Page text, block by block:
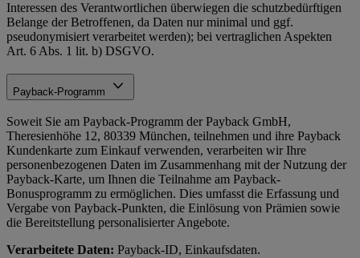
Interessen des Verantwortlichen überwiegen die schutzbedürftigen
Belange der Betroffenen, da Daten nur minimal und ggf.
pseudonymisiert verarbeitet werden); bei vertraglichen Aspekten
Art. 6 Abs. 1 lit. b) DSGVO.
Payback-Programm
Soweit Sie am Payback-Programm der Payback GmbH,
Theresienhöhe 12, 80339 München, teilnehmen und ihre Payback
Kundenkarte zum Einkauf verwenden, verarbeiten wir Ihre
personenbezogenen Daten im Zusammenhang mit der Nutzung der
Payback-Karte, um Ihnen die Teilnahme am Payback-
Bonusprogramm zu ermöglichen. Dies umfasst die Erfassung und
Vergabe von Payback-Punkten, die Einlösung von Prämien sowie
die Bereitstellung personalisierter Angebote.
Verarbeitete Daten: Payback-ID, Einkaufsdaten.